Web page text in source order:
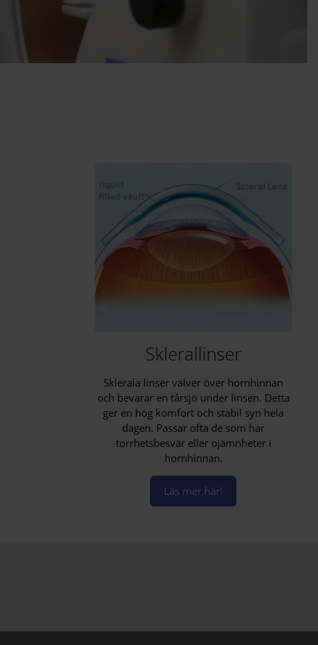
Sklerallinser
Sklerala linser välver över hornhinnan
och bevarar en tårsjö under linsen. Detta
ger en hög komfort och stabil syn hela
dagen. Passar ofta de som har
torrhetsbesvär eller ojämnheter i
hornhinnan.
Läs mer här!